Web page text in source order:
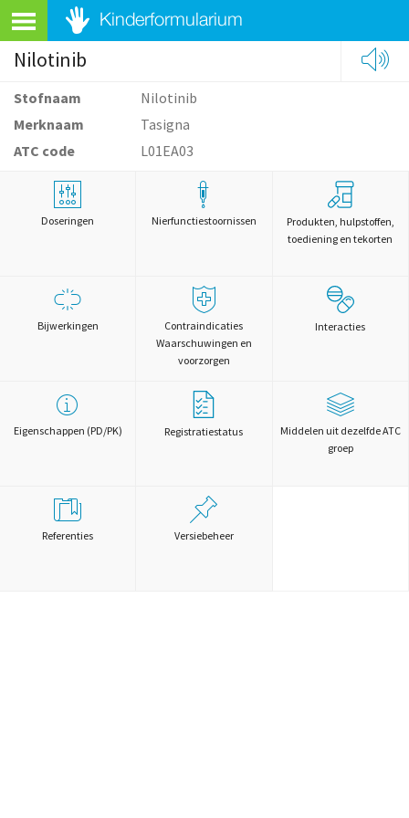
Nilotinib
Stofnaam
Nilotinib
Merknaam
Tasigna
ATC code
L01EA03
Doseringen Nierfunctiestoornissen
Produkten, hulpstoffen,
toediening en tekorten
Bijwerkingen
Contraindicaties
Waarschuwingen en
voorzorgen
Interacties
Eigenschappen (PD/PK) Registratiestatus
Middelen uit dezelfde ATC
groep
Referenties Versiebeheer